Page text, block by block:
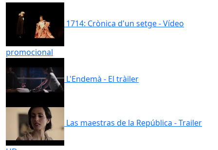
1714: Crònica d'un setge - Vídeo
promocional
L'Endemà - El tràiler
Las maestras de la República - Trailer